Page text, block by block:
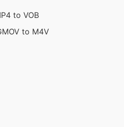
to VOB
MOV to M4V